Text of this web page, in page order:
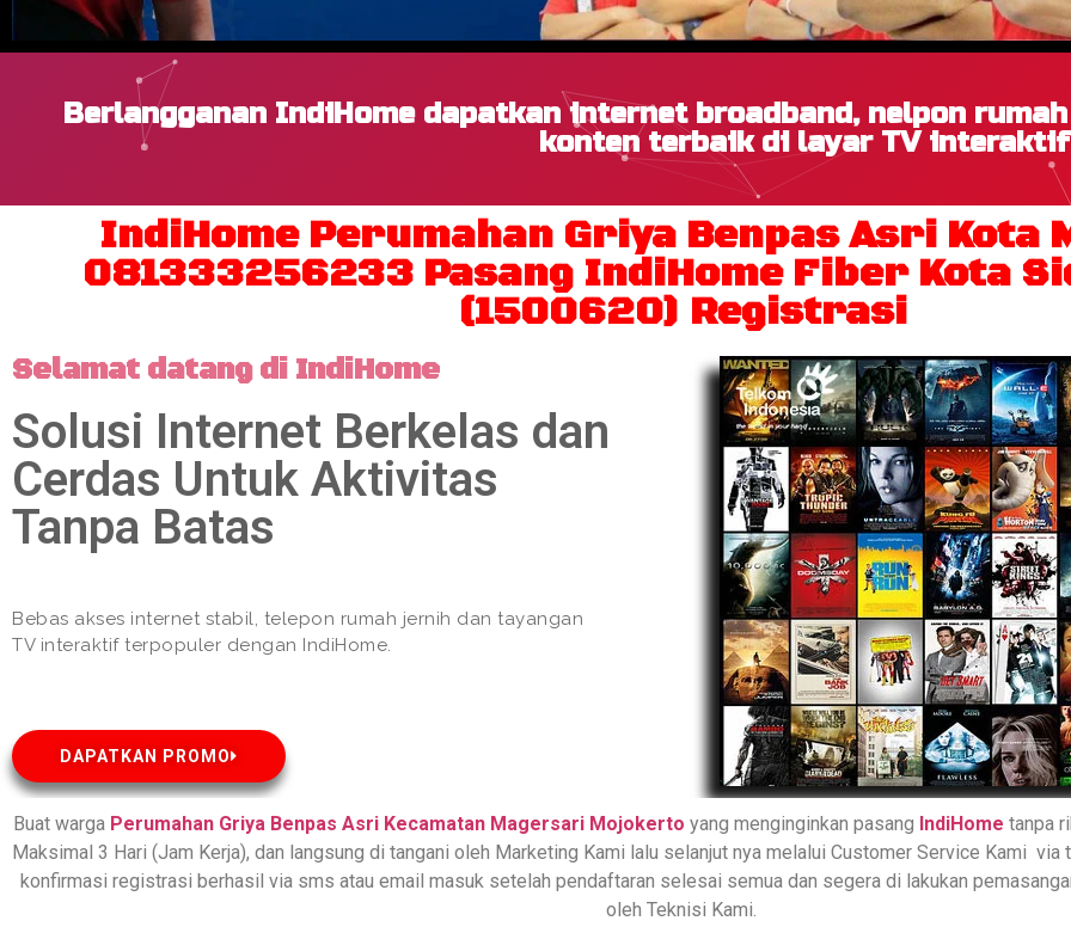
Berlangganan IndiHome dapatkan internet broadband, nelpon
konten terbaik di layar TV interaktif
IndiHome Perumahan Griya Benpas Asri Kota
081333256233 Pasang IndiHome Fiber Kota
(1500620) Registrasi
Selamat datang di IndiHome
Solusi Internet Berkelas dan
Cerdas Untuk Aktivitas
Tanpa Batas
Bebas akses internet stabil, telepon rumah jernih dan tayangan
TV interaktif terpopuler dengan IndiHome.
DAPATKAN PROMO
Buat warga Perumahan Griya Benpas Asri Kecamatan Magersari Mojokerto yang menginginkan pasang IndiHome tanpa
Maksimal 3 Hari (Jam Kerja), dan langsung di tangani oleh Marketing Kami lalu selanjut nya melalui Customer Service Kami
konfirmasi registrasi berhasil via sms atau email masuk setelah pendaftaran selesai semua dan segera di lakukan
oleh Teknisi Kami.